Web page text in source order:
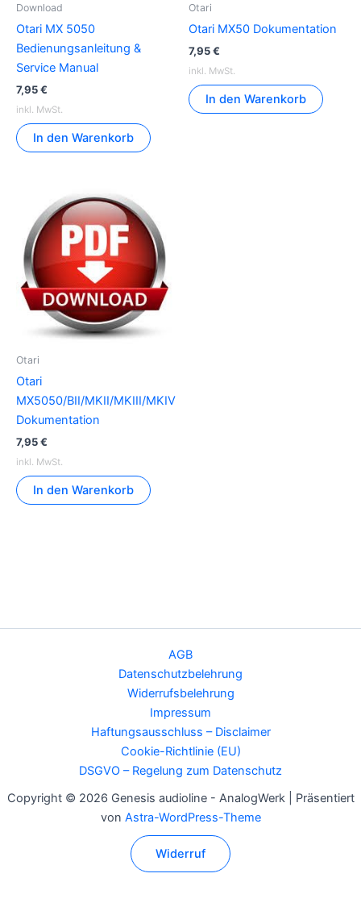
Download
Otari MX 5050
Bedienungsanleitung &
Service Manual
7,95€
inkl. MwSt.
In den Warenkorb
Otari
Otari MX50 Dokumentation
7,95€
inkl. MwSt.
In den Warenkorb
Otari
Otari
MX5050/BII/MKII/MKIII/MKIV
Dokumentation
7,95€
inkl. MwSt.
In den Warenkorb
AGB
Datenschutzbelehrung
Widerrufsbelehrung
Impressum
Haftungsausschluss – Disclaimer
Cookie-Richtlinie (EU)
DSGVO – Regelung zum Datenschutz
Copyright © 2026 Genesis audioline - AnalogWerk | Präsentiert
von Astra-WordPress-Theme
Widerruf